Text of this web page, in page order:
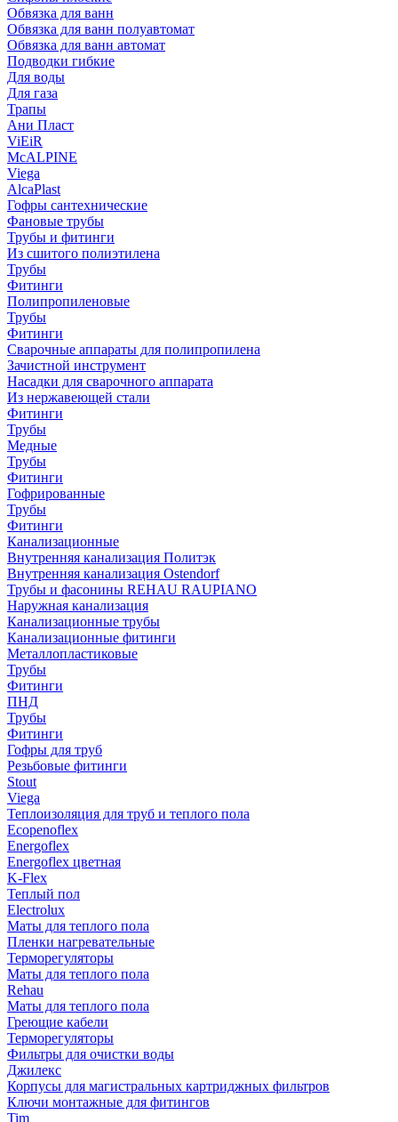
Обвязка для ванн
Обвязка для ванн полуавтомат
Обвязка для ванн автомат
Подводки гибкие
Для воды
Для газа
Трапы
Ани Пласт
ViEiR
McALPINE
Viega
AlcaPlast
Гофры сантехнические
Фановые трубы
Трубы и фитинги
Из сшитого полиэтилена
Трубы
Фитинги
Полипропиленовые
Трубы
Фитинги
Сварочные аппараты для полипропилена
Зачистной инструмент
Насадки для сварочного аппарата
Из нержавеющей стали
Фитинги
Трубы
Медные
Трубы
Фитинги
Гофрированные
Трубы
Фитинги
Канализационные
Внутренняя канализация Политэк
Внутренняя канализация Ostendorf
Трубы и фасонины REHAU RAUPIANO
Наружная канализация
Канализационные трубы
Канализационные фитинги
Металлопластиковые
Трубы
Фитинги
ПНД
Трубы
Фитинги
Гофры для труб
Резьбовые фитинги
Stout
Viega
Теплоизоляция для труб и теплого пола
Ecopenoflex
Energoflex
Energoflex цветная
K-Flex
Теплый пол
Electrolux
Маты для теплого пола
Пленки нагревательные
Терморегуляторы
Маты для теплого пола
Rehau
Маты для теплого пола
Греющие кабели
Терморегуляторы
Фильтры для очистки воды
Джилекс
Корпусы для магистральных картриджных фильтров
Ключи монтажные для фитингов
Tim